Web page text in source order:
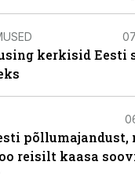
kerkisid Eesti
põllumajandust,
reisilt kaasa